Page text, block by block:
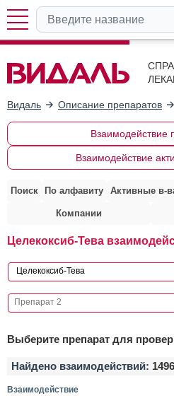
Видаль Описание препаратов
Взаимодействие
Взаимодействие
Поиск По алфавиту Активные в-
Компании
Целекоксиб-Тева
Выберите препарат для
Найдено взаимодействий: 1496
Взаимодействие